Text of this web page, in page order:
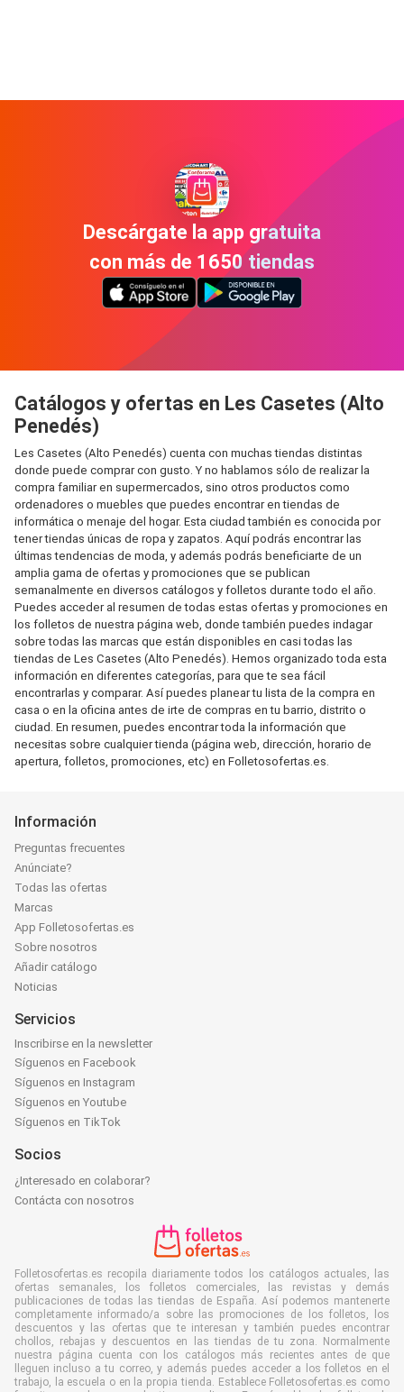
Descárgate la app gratuita
con más de 1650 tiendas
Catálogos y ofertas en Les Casetes (Alto
Penedés)
Les Casetes (Alto Penedés) cuenta con muchas tiendas distintas
donde puede comprar con gusto. Y no hablamos sólo de realizar la
compra familiar en supermercados, sino otros productos como
ordenadores o muebles que puedes encontrar en tiendas de
informática o menaje del hogar. Esta ciudad también es conocida por
tener tiendas únicas de ropa y zapatos. Aquí podrás encontrar las
últimas tendencias de moda, y además podrás beneficiarte de un
amplia gama de ofertas y promociones que se publican
semanalmente en diversos catálogos y folletos durante todo el año.
Puedes acceder al resumen de todas estas ofertas y promociones en
los folletos de nuestra página web, donde también puedes indagar
sobre todas las marcas que están disponibles en casi todas las
tiendas de Les Casetes (Alto Penedés). Hemos organizado toda esta
información en diferentes categorías, para que te sea fácil
encontrarlas y comparar. Así puedes planear tu lista de la compra en
casa o en la oficina antes de irte de compras en tu barrio, distrito o
ciudad. En resumen, puedes encontrar toda la información que
necesitas sobre cualquier tienda (página web, dirección, horario de
apertura, folletos, promociones, etc) en Folletosofertas.es.
Información
Preguntas frecuentes
Anúnciate?
Todas las ofertas
Marcas
App Folletosofertas.es
Sobre nosotros
Añadir catálogo
Noticias
Servicios
Inscribirse en la newsletter
Síguenos en Facebook
Síguenos en Instagram
Síguenos en Youtube
Síguenos en TikTok
Socios
¿Interesado en colaborar?
Contácta con nosotros
Folletosofertas.es recopila diariamente todos los catálogos actuales, las
ofertas semanales, los folletos comerciales, las revistas y demás
publicaciones de todas las tiendas de España. Así podemos mantenerte
completamente informado/a sobre las promociones de los folletos, los
descuentos y las ofertas que te interesan y también puedes encontrar
chollos, rebajas y descuentos en las tiendas de tu zona. Normalmente
nuestra página cuenta con los catálogos más recientes antes de que
lleguen incluso a tu correo, y además puedes acceder a los folletos en el
trabajo, la escuela o en la propia tienda. Establece Folletosofertas.es como